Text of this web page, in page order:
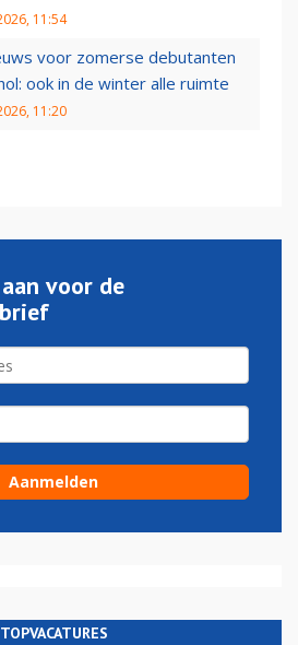
11:54
voor zomerse debutanten
ook in de winter alle ruimte
11:20
voor de
TOPVACATURES